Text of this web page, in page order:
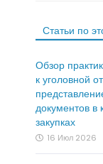
Статьи по
Обзор
к уголовной
документов в
закупках
16 Июл 2026